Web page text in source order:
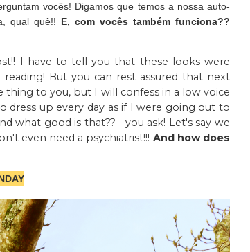
vocês! Digamos que temos a nossa auto-
qual quê!! E, com vocês também funciona??
I have to tell you that these looks were
But you can rest assured that next
thing to you, but I will confess in a low voice
dress up every day as if I were going out to
what good is that?? - you ask! Let's say we
even need a psychiatrist!!! And how does